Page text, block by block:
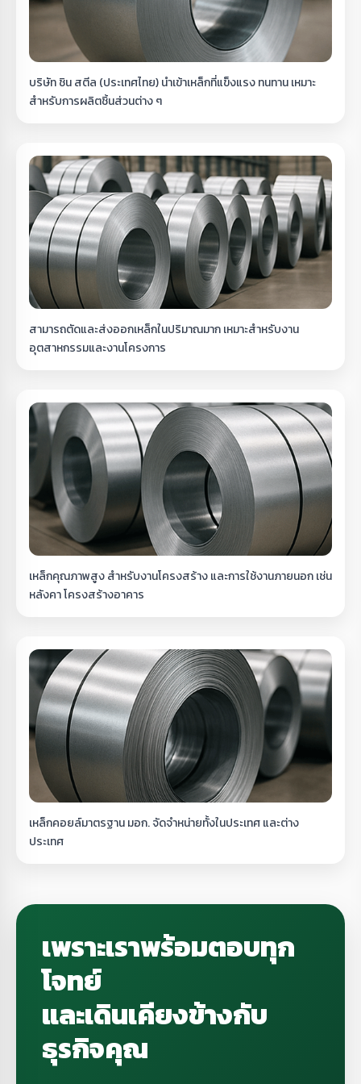
บริษัท ชิน สตีล (ประเทศไทย) นำเข้าเหล็กที่แข็งแรง ทนทาน เหมาะ
สำหรับการผลิตชิ้นส่วนต่าง ๆ
สามารถตัดและส่งออกเหล็กในปริมาณมาก เหมาะสำหรับงาน
อุตสาหกรรมและงานโครงการ
เหล็กคุณภาพสูง สำหรับงานโครงสร้าง และการใช้งานภายนอก เช่น
หลังคา โครงสร้างอาคาร
เหล็กคอยล์มาตรฐาน มอก. จัดจำหน่ายทั้งในประเทศ และต่าง
ประเทศ
เพราะเราพร้อมตอบทุก
โจทย์
และเดินเคียงข้างกับ
ธุรกิจคุณ